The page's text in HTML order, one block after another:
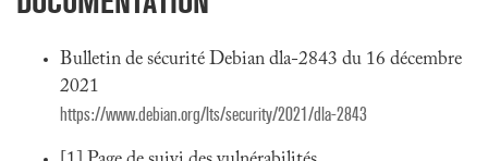
Bulletin de sécurité Debian dla-2843 du 16 décembre
2021
https://www.debian.org/lts/security/2021/dla-2843